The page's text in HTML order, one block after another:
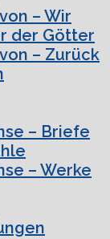
– Wir
der Götter
– Zurück
– Briefe
– Werke